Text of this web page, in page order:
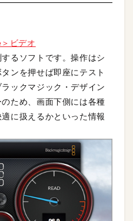
ビデオ
るソフトです。操作はシ
ンを押せば即座にテスト
ックマジック・デザイン
ため、画面下側には各種
に扱えるかといった情報